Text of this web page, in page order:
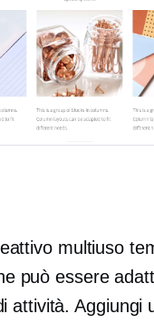
multiuso
può essere
attività. Aggiungi